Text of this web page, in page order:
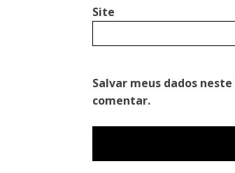
Site
Salvar meus dados
comentar.